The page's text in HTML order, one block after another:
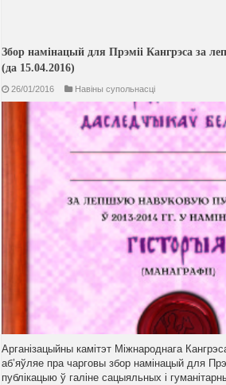
Збор намінацый для Прэміі Кангрэса за
(да 15.04.2016)
26/01/2016 Навiны супольнасцi
Арганізацыйны камітэт Міжнароднага
аб’яўляе пра чарговы збор намінацый для
публікацыю ў галіне сацыяльных і